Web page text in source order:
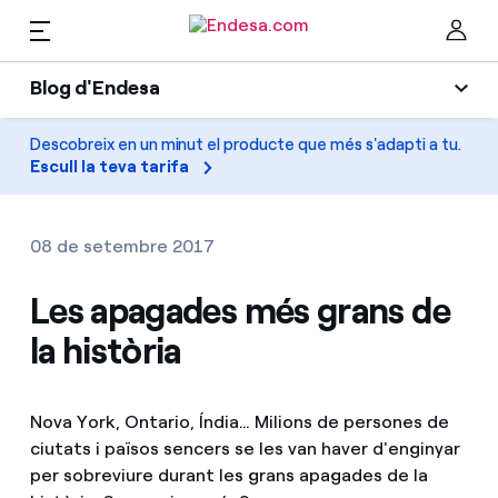
Blog d'Endesa
Blog d'Endesa
Llum
Climatització
Gas
Mobilitat
Electrodomèstics
Empreses
Llars
Troba la tarifa que més et convé
Compara les nostres tarifes d’empresa i estalvia
Per cada kWh que estalviïs, et descomptem un
altre
Mobilitat
PARA TI
Solar
CA
Descobreix en un minut el producte que més s'adapti a tu.
Escull la teva tarifa
08 de setembre 2017
Les apagades més grans de
la història
Nova York, Ontario, Índia… Milions de persones de
ciutats i països sencers se les van haver d'enginyar
per sobreviure durant les grans apagades de la